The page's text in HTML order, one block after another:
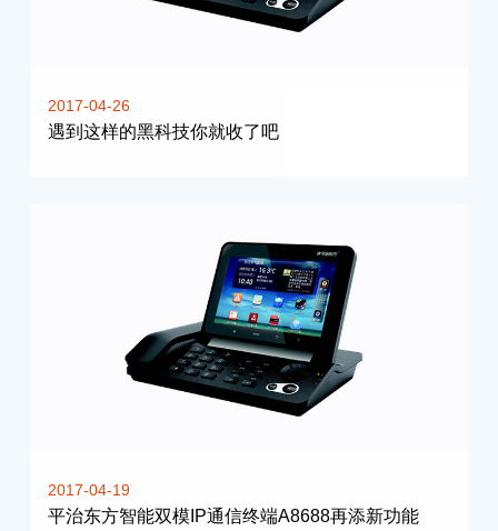
2017-04-26
遇到这样的黑科技你就收了吧
2017-04-19
平治东方智能双模IP通信终端A8688再添新功能